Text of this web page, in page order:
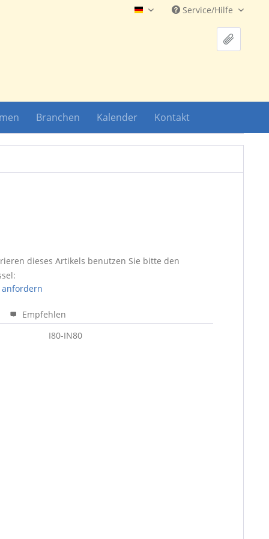
Hauptshop Deutsch
Service/Hilfe
Branchen Kalender Kontakt
dieses Artikels benutzen Sie bitte den
anfordern
Empfehlen
I80-IN80